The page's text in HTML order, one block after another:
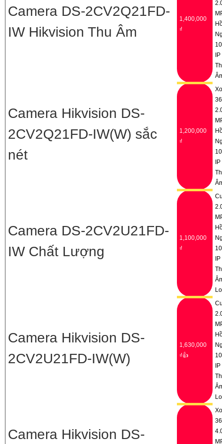
Camera DS-2CV2Q21FD-
IW Hikvision Thu Âm
1,400,000
₫
IP
Camera Hikvision DS-
2CV2Q21FD-IW(W) sắc
nét
1,200,000
₫
IP
Camera DS-2CV2U21FD-
IW Chất Lượng
1,100,000
₫
IP
Camera Hikvision DS-
2CV2U21FD-IW(W)
1,630,000
₫👍
IP
Camera Hikvision DS-